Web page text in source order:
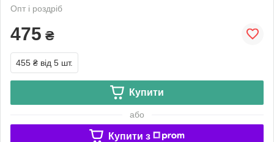
Опт і роздріб
475 ₴
455 ₴ від 5 шт.
Купити
або
Купити з